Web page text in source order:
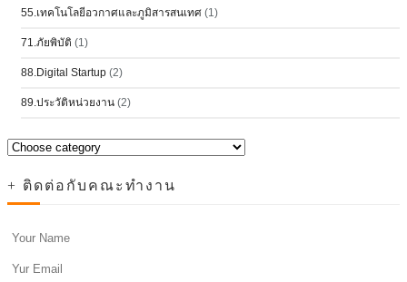
55.เทคโนโลยีอวกาศและภูมิสารสนเทศ (1)
71.ภัยพิบัติ (1)
88.Digital Startup (2)
89.ประวัติหน่วยงาน (2)
+ ติดต่อกับคณะทำงาน